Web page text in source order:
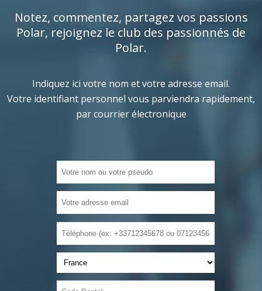
Notez, commentez, partagez vos passions
Polar, rejoignez le club des passionnés de
Polar.
Indiquez ici votre nom et votre adresse email.
Votre identifiant personnel vous parviendra rapidement,
par courrier électronique